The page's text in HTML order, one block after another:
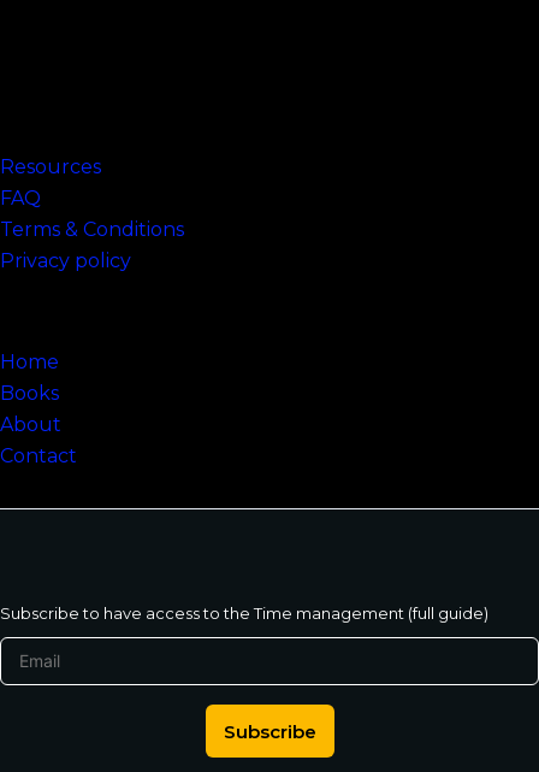
Resources
FAQ
Terms & Conditions
Privacy policy
Home
Books
About
Contact
Subscribe to have access to the Time management (full guide)
Subscribe